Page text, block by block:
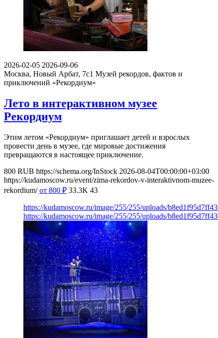
2026-02-05 2026-09-06
Москва, Новый Арбат, 7с1 Музей рекордов, фактов и
приключений «Рекордиум»
Лето в интерактивном музее
Рекордиум
Этим летом «Рекордиум» приглашает детей и взрослых
провести день в музее, где мировые достижения
превращаются в настоящее приключение.
800 RUB https://schema.org/InStock 2026-08-04T00:00:00+03:00
https://kudamoscow.ru/event/zima-rekordov-v-interaktivnom-muzee-
rekordium/ от 800 ₽ 33.3K 43
https://kudamoscow.ru/image/255/255/uploads/
https://kudamoscow.ru/image/255/255/uploads/